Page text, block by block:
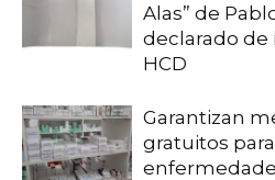
Alas” de
declarado de
HCD
Garantizan
gratuitos